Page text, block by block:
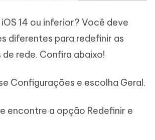
14 ou inferior? Você deve
diferentes para redefinir as
rede. Confira abaixo!
Configurações e escolha Geral.
encontre a opção Redefinir e